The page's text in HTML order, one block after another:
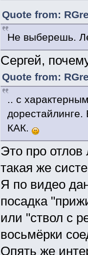
Quote from:
Не выберешь.
Сергей,
Quote from:
.. с
дорестайлинге.
КАК.
Это про
такая же
Я по видео
посадка
или "ствол с
восьмёрки
Опять же